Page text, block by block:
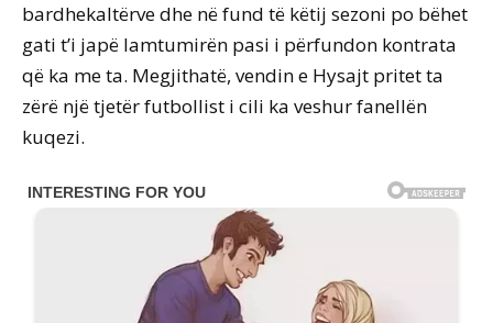
bardhekaltërve dhe në fund të këtij sezoni po bëhet
gati t’i japë lamtumirën pasi i përfundon kontrata
që ka me ta. Megjithatë, vendin e Hysajt pritet ta
zërë një tjetër futbollist i cili ka veshur fanellën
kuqezi.